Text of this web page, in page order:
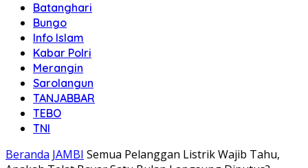
Batanghari
Bungo
Info Islam
Kabar Polri
Merangin
Sarolangun
TANJABBAR
TEBO
TNI
Beranda JAMBI Semua Pelanggan Listrik Wajib Tahu,